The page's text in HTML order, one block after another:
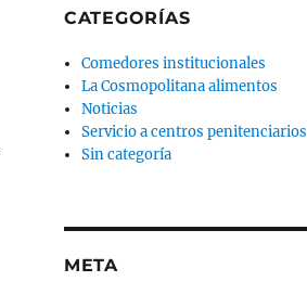
CATEGORÍAS
Comedores institucionales
La Cosmopolitana alimentos
Noticias
Servicio a centros penitenciarios
Sin categoría
META